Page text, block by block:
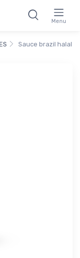
Menu
Sauce brazil halal